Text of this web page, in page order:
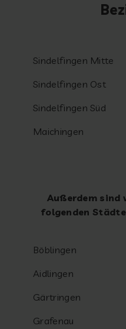
Sindelfingen Mitte
Sindelfingen Ost
Sindelfingen Süd
Maichingen
Außerdem sind
folgenden
Böblingen
Aidlingen
Gärtringen
Grafenau